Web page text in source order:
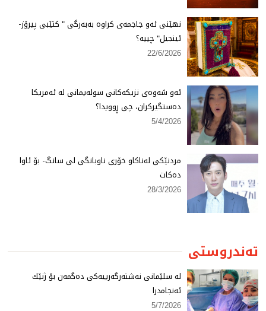
نهێنی ئەو جاجمەی كراوە بەبەرگی " كتێبی پیرۆز-
ئینجیل" چییە؟
22/6/2026
ئەو شەوەی نزیكەكانی سولەیمانی لە ئەمریكا
دەستگیركران، چی ڕوویدا؟
5/4/2026
مردنێكی لەناكاو خۆری ناوبانگی لی سانگ- بۆ ئاوا
دەكات
28/3/2026
تەندروستی
لە سلێمانی نەشتەرگەرییەكی دەگمەن بۆ ژنێك
ئەنجامدرا
5/7/2026